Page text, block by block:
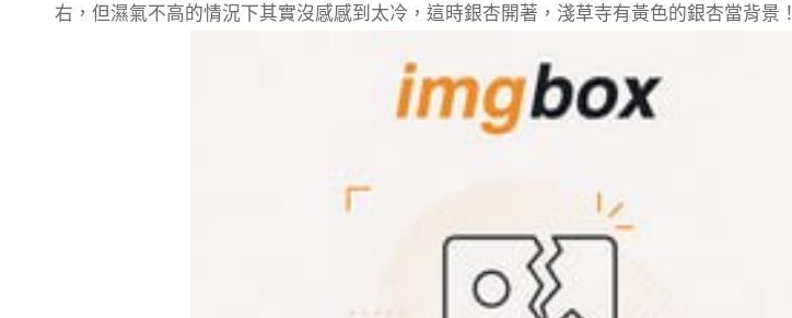
右，但濕氣不高的情況下其實沒感感到太冷，這時銀杏開著，淺草寺有黃色的銀杏當背景！